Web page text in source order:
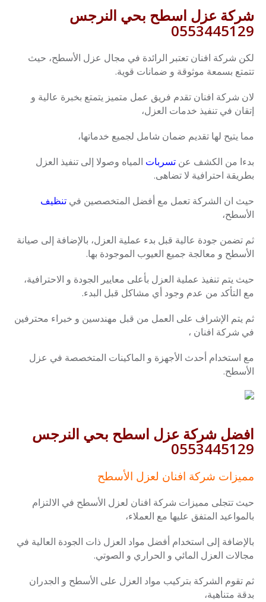
شركة عزل اسطح بحي النرجس
0553445129
لكن شركة افنان تعتبر الرائدة في مجال عزل الأسطح، حيث
تتمتع بسمعة موثوقة و ضمانات قوية.
لان شركة افنان تقدم فريق عمل متميز يتمتع بخبرة عالية و
إتقان في تنفيذ خدمات العزل،
مما يتيح لها تقديم ضمان شامل لجميع خدماتها،
بدءا من الكشف عن تسربات المياه وصولا إلى تنفيذ العزل
بطريقة احترافية لا تضاهى.
حيث ان الشركة تعمل مع أفضل المتخصصين في تنظيف
الأسطح،
ثم تضمن جودة عالية قبل بدء عملية العزل، بالإضافة إلى صيانة
الأسطح و معالجة جميع العيوب الموجودة بها.
حيث يتم تنفيذ عملية العزل بأعلى معايير الجودة و الاحترافية،
مع التأكد من عدم وجود أي مشاكل قبل البدء.
ثم يتم الإشراف على العمل من قبل مهندسين و خبراء محترفين
في شركة افنان ،
مع استخدام أحدث الأجهزة و الماكينات المتخصصة في عزل
الأسطح.
افضل شركة عزل اسطح بحي النرجس
0553445129
مميزات شركة افنان لعزل الأسطح
حيث تتجلى مميزات شركة افنان لعزل الأسطح في الالتزام
بالمواعيد المتفق عليها مع العملاء،
بالإضافة إلى استخدام أفضل مواد العزل ذات الجودة العالية في
مجالات العزل المائي و الحراري و الصوتي.
ثم تقوم الشركة بتركيب مواد العزل على الأسطح و الجدران
بدقة متناهية،